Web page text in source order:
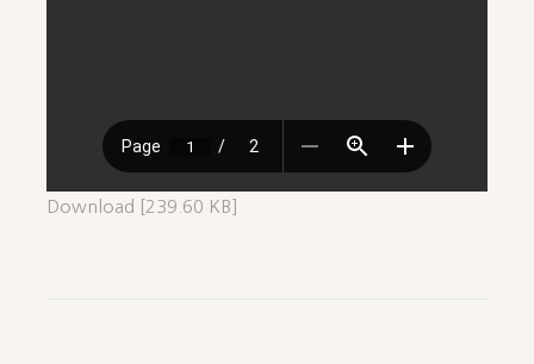
Download [239.60 KB]